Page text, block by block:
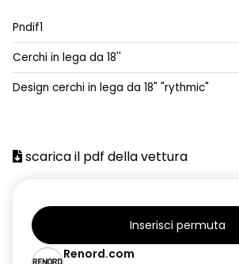
alzacristalli anteriori elettrici impulsionali
alzacristalli posteriori elettrici impulsionali
commutazione automatica abbaglianti/
distance warning avviso distanza di
driver display 10''
Pndif1
Cerchi in lega da 18''
Design cerchi in lega da 18" "rythmic"
scarica il pdf della vettura
Inserisci permuta
Renord.com